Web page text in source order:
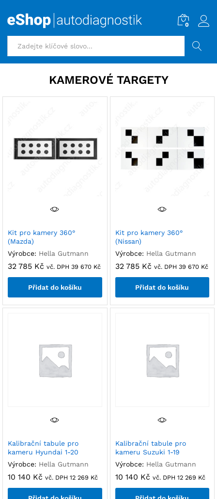
0
KAMEROVÉ TARGETY
Kit pro kamery 360°
(Mazda)
Výrobce: Hella Gutmann
32 785 Kč vč. DPH 39 670 Kč
Přidat do košíku
Kit pro kamery 360°
(Nissan)
Výrobce: Hella Gutmann
32 785 Kč vč. DPH 39 670 Kč
Přidat do košíku
Kalibrační tabule pro
kameru Hyundai 1-20
Výrobce: Hella Gutmann
10 140 Kč vč. DPH 12 269 Kč
Kalibrační tabule pro
kameru Suzuki 1-19
Výrobce: Hella Gutmann
10 140 Kč vč. DPH 12 269 Kč